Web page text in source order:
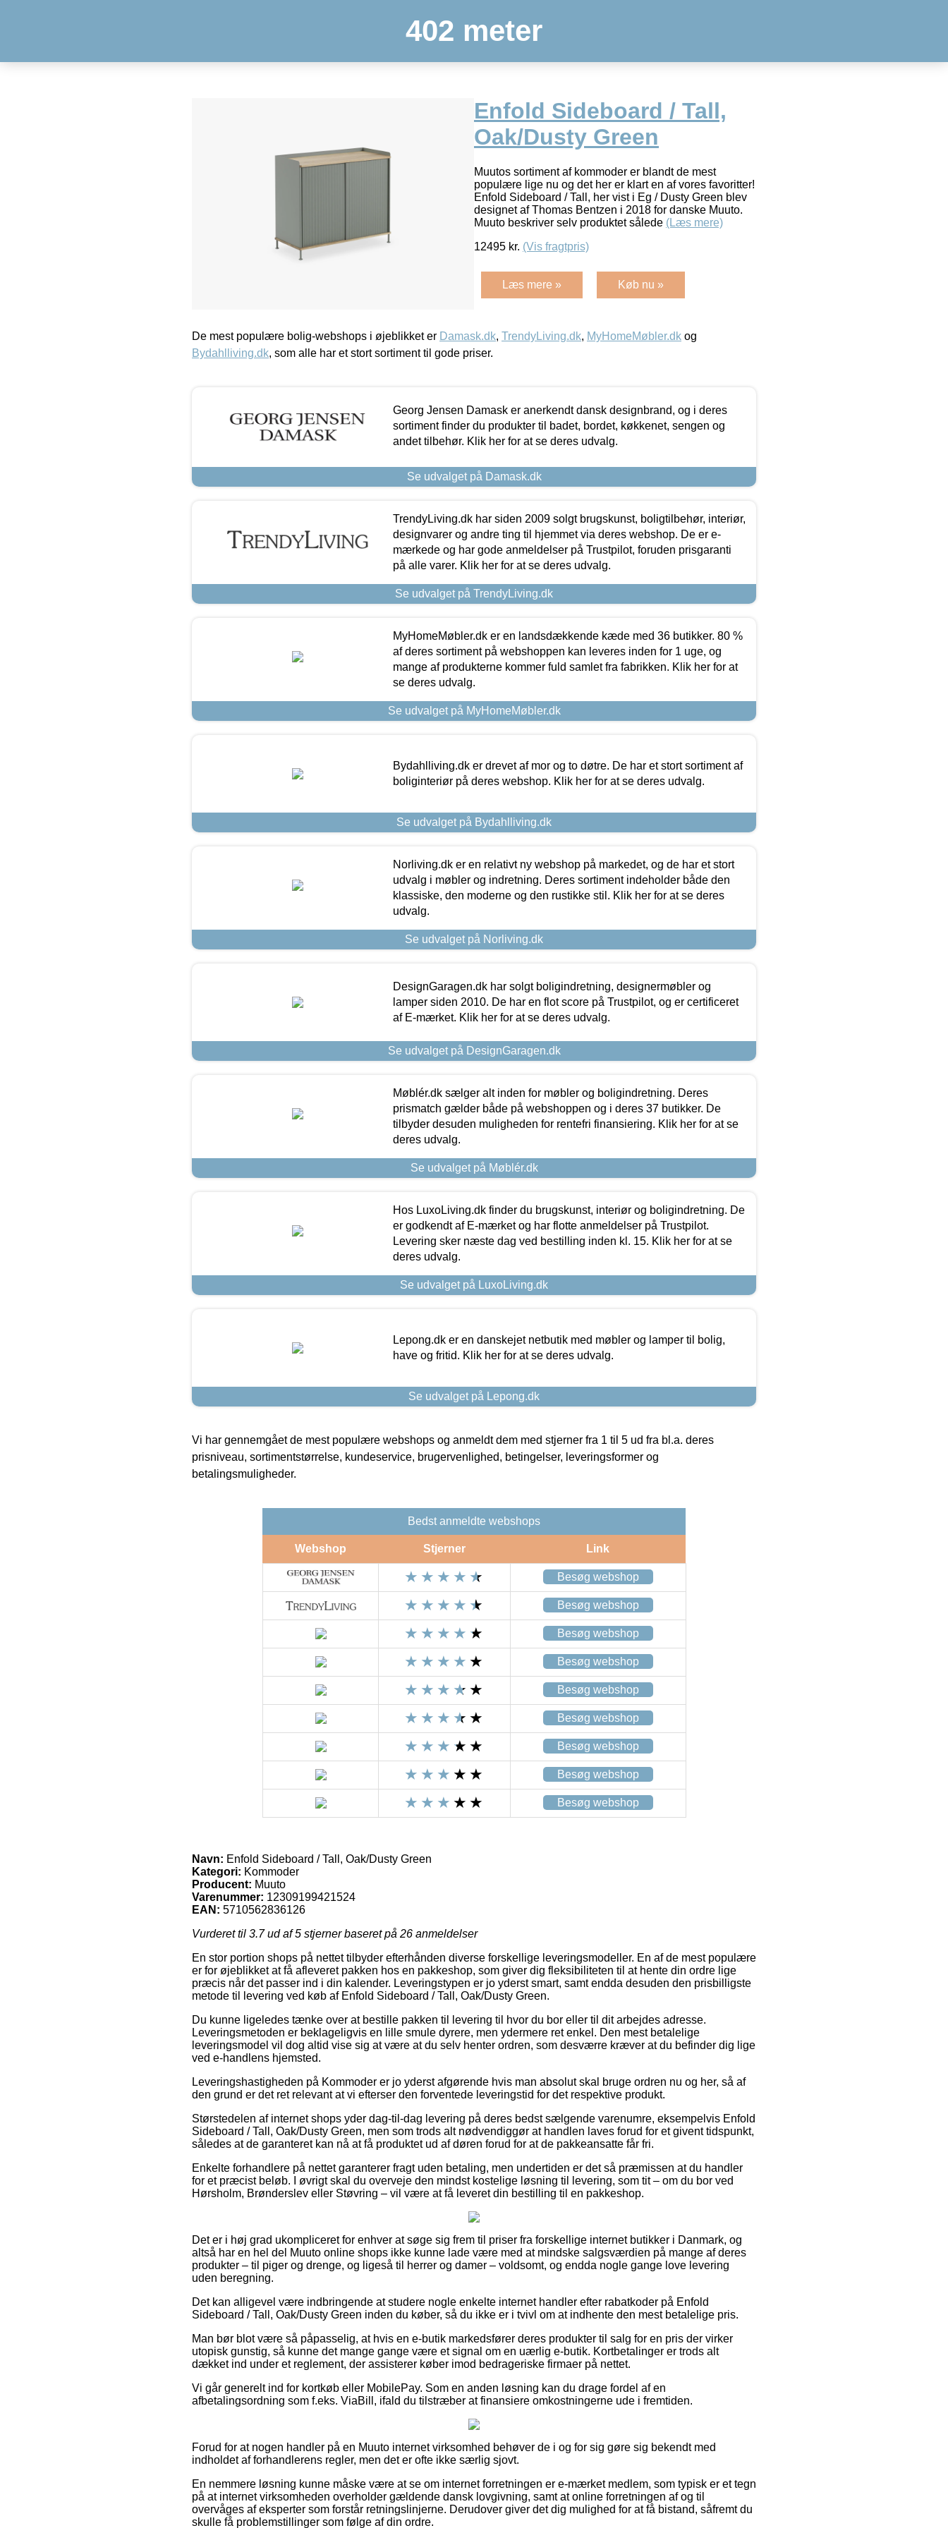
402 meter
Enfold Sideboard / Tall,
Oak/Dusty Green
Muutos sortiment af kommoder er blandt de mest
populære lige nu og det her er klart en af vores favoritter!
Enfold Sideboard / Tall, her vist i Eg / Dusty Green blev
designet af Thomas Bentzen i 2018 for danske Muuto.
Muuto beskriver selv produktet sålede (Læs mere)
12495 kr. (Vis fragtpris)
Læs mere » Køb nu »
De mest populære bolig-webshops i øjeblikket er Damask.dk, TrendyLiving.dk, MyHomeMøbler.dk og
Bydahlliving.dk, som alle har et stort sortiment til gode priser.
Georg Jensen Damask er anerkendt dansk designbrand, og i deres
sortiment finder du produkter til badet, bordet, køkkenet, sengen og
andet tilbehør. Klik her for at se deres udvalg.
Se udvalget på Damask.dk
TrendyLiving.dk har siden 2009 solgt brugskunst, boligtilbehør, interiør,
designvarer og andre ting til hjemmet via deres webshop. De er e-
mærkede og har gode anmeldelser på Trustpilot, foruden prisgaranti
på alle varer. Klik her for at se deres udvalg.
Se udvalget på TrendyLiving.dk
MyHomeMøbler.dk er en landsdækkende kæde med 36 butikker. 80 %
af deres sortiment på webshoppen kan leveres inden for 1 uge, og
mange af produkterne kommer fuld samlet fra fabrikken. Klik her for at
se deres udvalg.
Se udvalget på MyHomeMøbler.dk
Bydahlliving.dk er drevet af mor og to døtre. De har et stort sortiment af
boliginteriør på deres webshop. Klik her for at se deres udvalg.
Se udvalget på Bydahlliving.dk
Norliving.dk er en relativt ny webshop på markedet, og de har et stort
udvalg i møbler og indretning. Deres sortiment indeholder både den
klassiske, den moderne og den rustikke stil. Klik her for at se deres
udvalg.
Se udvalget på Norliving.dk
DesignGaragen.dk har solgt boligindretning, designermøbler og
lamper siden 2010. De har en flot score på Trustpilot, og er certificeret
af E-mærket. Klik her for at se deres udvalg.
Se udvalget på DesignGaragen.dk
Møblér.dk sælger alt inden for møbler og boligindretning. Deres
prismatch gælder både på webshoppen og i deres 37 butikker. De
tilbyder desuden muligheden for rentefri finansiering. Klik her for at se
deres udvalg.
Se udvalget på Møblér.dk
Hos LuxoLiving.dk finder du brugskunst, interiør og boligindretning. De
er godkendt af E-mærket og har flotte anmeldelser på Trustpilot.
Levering sker næste dag ved bestilling inden kl. 15. Klik her for at se
deres udvalg.
Se udvalget på LuxoLiving.dk
Lepong.dk er en danskejet netbutik med møbler og lamper til bolig,
have og fritid. Klik her for at se deres udvalg.
Se udvalget på Lepong.dk
Vi har gennemgået de mest populære webshops og anmeldt dem med stjerner fra 1 til 5 ud fra bl.a. deres
prisniveau, sortimentstørrelse, kundeservice, brugervenlighed, betingelser, leveringsformer og
betalingsmuligheder.
Bedst anmeldte webshops
Webshop Stjerner Link
Besøg webshop
Besøg webshop
Besøg webshop
Besøg webshop
Besøg webshop
Besøg webshop
Besøg webshop
Besøg webshop
Besøg webshop
Navn: Enfold Sideboard / Tall, Oak/Dusty Green
Kategori: Kommoder
Producent: Muuto
Varenummer: 12309199421524
EAN: 5710562836126
Vurderet til 3.7ud af 5 stjerner baseret på 26 anmeldelser
En stor portion shops på nettet tilbyder efterhånden diverse forskellige leveringsmodeller. En af de mest populære
er for øjeblikket at få afleveret pakken hos en pakkeshop, som giver dig fleksibiliteten til at hente din ordre lige
præcis når det passer ind i din kalender. Leveringstypen er jo yderst smart, samt endda desuden den prisbilligste
metode til levering ved køb af Enfold Sideboard / Tall, Oak/Dusty Green.
Du kunne ligeledes tænke over at bestille pakken til levering til hvor du bor eller til dit arbejdes adresse.
Leveringsmetoden er beklageligvis en lille smule dyrere, men ydermere ret enkel. Den mest betalelige
leveringsmodel vil dog altid vise sig at være at du selv henter ordren, som desværre kræver at du befinder dig lige
ved e-handlens hjemsted.
Leveringshastigheden på Kommoder er jo yderst afgørende hvis man absolut skal bruge ordren nu og her, så af
den grund er det ret relevant at vi efterser den forventede leveringstid for det respektive produkt.
Størstedelen af internet shops yder dag-til-dag levering på deres bedst sælgende varenumre, eksempelvis Enfold
Sideboard / Tall, Oak/Dusty Green, men som trods alt nødvendiggør at handlen laves forud for et givent tidspunkt,
således at de garanteret kan nå at få produktet ud af døren forud for at de pakkeansatte får fri.
Enkelte forhandlere på nettet garanterer fragt uden betaling, men undertiden er det så præmissen at du handler
for et præcist beløb. I øvrigt skal du overveje den mindst kostelige løsning til levering, som tit – om du bor ved
Hørsholm, Brønderslev eller Støvring – vil være at få leveret din bestilling til en pakkeshop.
Det er i høj grad ukompliceret for enhver at søge sig frem til priser fra forskellige internet butikker i Danmark, og
altså har en hel del Muuto online shops ikke kunne lade være med at mindske salgsværdien på mange af deres
produkter – til piger og drenge, og ligeså til herrer og damer – voldsomt, og endda nogle gange love levering
uden beregning.
Det kan alligevel være indbringende at studere nogle enkelte internet handler efter rabatkoder på Enfold
Sideboard / Tall, Oak/Dusty Green inden du køber, så du ikke er i tvivl om at indhente den mest betalelige pris.
Man bør blot være så påpasselig, at hvis en e-butik markedsfører deres produkter til salg for en pris der virker
utopisk gunstig, så kunne det mange gange være et signal om en uærlig e-butik. Kortbetalinger er trods alt
dækket ind under et reglement, der assisterer køber imod bedrageriske firmaer på nettet.
Vi går generelt ind for kortkøb eller MobilePay. Som en anden løsning kan du drage fordel af en
afbetalingsordning som f.eks. ViaBill, ifald du tilstræber at finansiere omkostningerne ude i fremtiden.
Forud for at nogen handler på en Muuto internet virksomhed behøver de i og for sig gøre sig bekendt med
indholdet af forhandlerens regler, men det er ofte ikke særlig sjovt.
En nemmere løsning kunne måske være at se om internet forretningen er e-mærket medlem, som typisk er et tegn
på at internet virksomheden overholder gældende dansk lovgivning, samt at online forretningen af og til
overvåges af eksperter som forstår retningslinjerne. Derudover giver det dig mulighed for at få bistand, såfremt du
skulle få problemstillinger som følge af din ordre.